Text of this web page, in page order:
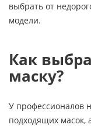
выбрать от
модели.
Как
маску?
У профессионалов
подходящих масок,